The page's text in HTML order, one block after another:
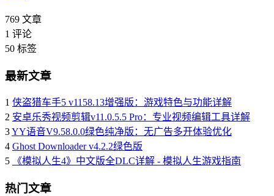
769 文章
1 评论
50 标签
最新文章
1 侠盗猎车手5 v1158.13增强版：游戏特色与功能详解
2 安卓乐秀视频剪辑v11.0.5.5 Pro：专业视频编辑工具详解
3YY语音V9.58.0.0绿色纯净版：无广告多开体验优化
4 Ghost Downloader v4.2.2绿色版
5
《模拟人生4》中文版全DLC详解 - 模拟人生游戏指南
热门文章